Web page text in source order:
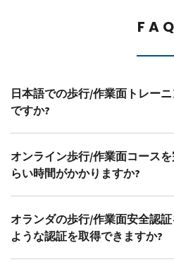
FAQ
日本語での歩行/作業面トレー
ですか?
オンライン歩行/作業面コース
らい時間がかかりますか?
オランダの歩行/作業面安全認
ような認証を取得できますか?